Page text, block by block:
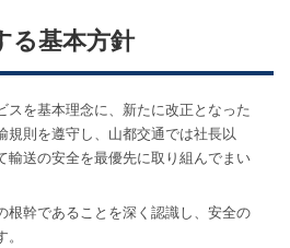
基本方針
スを基本理念に、新たに改正となった
規則を遵守し、山都交通では社長以
輸送の安全を最優先に取り組んでまい
根幹であることを深く認識し、安全の